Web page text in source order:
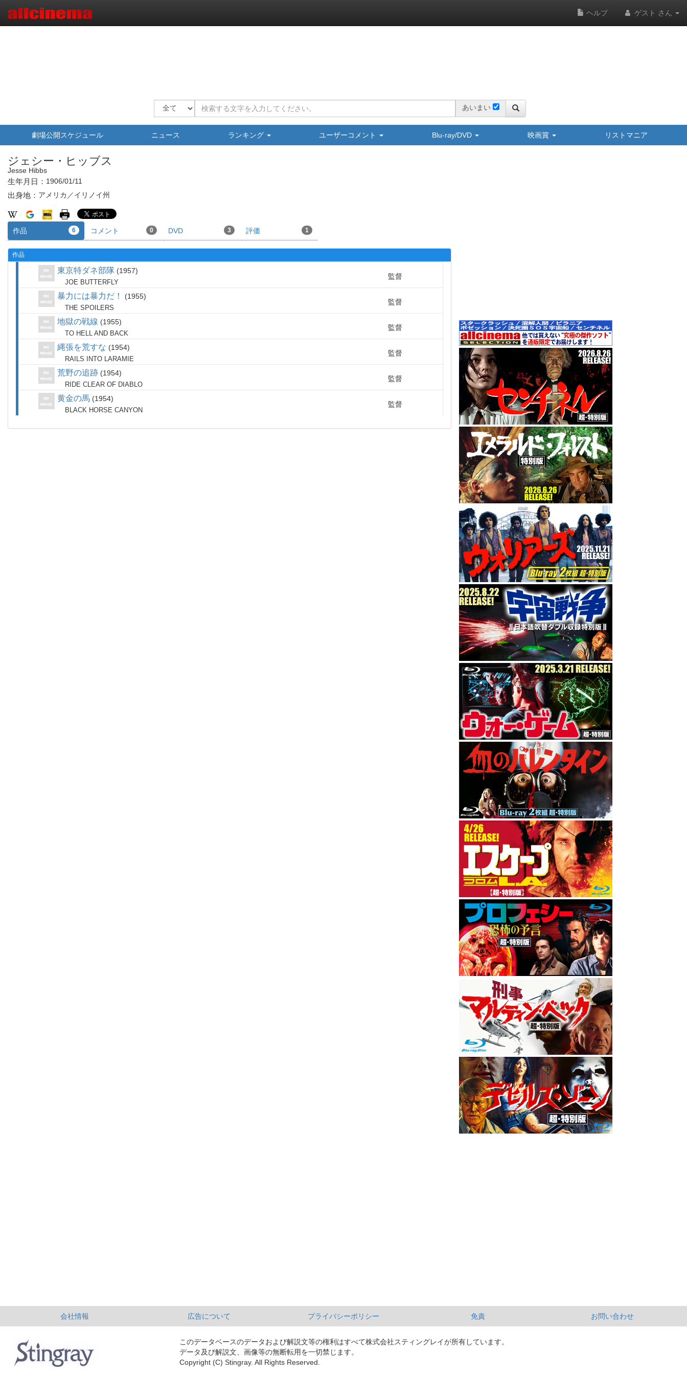
ヘルプ ゲスト さん
あいまい
劇場公開スケジュール ニュース ランキング ユーザーコメント Blu-ray/DVD 映画賞 リストマニア
ジェシー・ヒッブス
Jesse Hibbs
生年月日： 1906/01/11
出身地： アメリカ／イリノイ州
作品 6 コメント 0 DVD 3 評価 1
作品
東京特ダネ部隊 1957
JOE BUTTERFLY
監督
暴力には暴力だ！ 1955
THE SPOILERS
監督
地獄の戦線 1955
TO HELL AND BACK
監督
縄張を荒すな 1954
RAILS INTO LARAMIE
監督
荒野の追跡 1954
RIDE CLEAR OF DIABLO
監督
黄金の馬 1954
BLACK HORSE CANYON
監督
会社情報 広告について プライバシーポリシー 免責 お問い合わせ
このデータベースのデータおよび解説文等の権利はすべて株式会社スティングレイが所有しています。
データ及び解説文、画像等の無断転用を一切禁じます。
Copyright (C) Stingray. All Rights Reserved.